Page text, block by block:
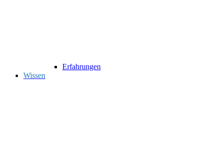
Erfahrungen
Wissen